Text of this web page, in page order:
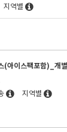
지역별
(아이스팩포함)_개
지역별